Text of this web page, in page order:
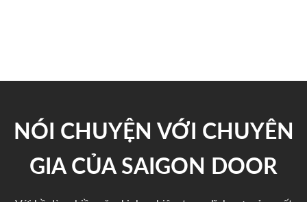
NÓI CHUYỆN VỚI CHUYÊN
GIA CỦA SAIGON DOOR